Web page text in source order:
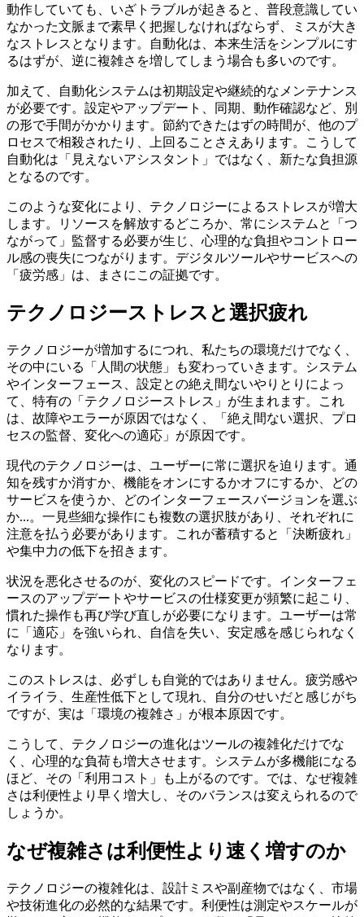
動作していても、いざトラブルが起きると、普段意識してい
なかった文脈まで素早く把握しなければならず、ミスが大き
なストレスとなります。自動化は、本来生活をシンプルにす
るはずが、逆に複雑さを増してしまう場合も多いのです。
加えて、自動化システムは初期設定や継続的なメンテナンス
が必要です。設定やアップデート、同期、動作確認など、別
の形で手間がかかります。節約できたはずの時間が、他のプ
ロセスで相殺されたり、上回ることさえあります。こうして
自動化は「見えないアシスタント」ではなく、新たな負担源
となるのです。
このような変化により、テクノロジーによるストレスが増大
します。リソースを解放するどころか、常にシステムと「つ
ながって」監督する必要が生じ、心理的な負担やコントロー
ル感の喪失につながります。デジタルツールやサービスへの
「疲労感」は、まさにこの証拠です。
テクノロジーストレスと選択疲れ
テクノロジーが増加するにつれ、私たちの環境だけでなく、
その中にいる「人間の状態」も変わっていきます。システム
やインターフェース、設定との絶え間ないやりとりによっ
て、特有の「テクノロジーストレス」が生まれます。これ
は、故障やエラーが原因ではなく、「絶え間ない選択、プロ
セスの監督、変化への適応」が原因です。
現代のテクノロジーは、ユーザーに常に選択を迫ります。通
知を残すか消すか、機能をオンにするかオフにするか、どの
サービスを使うか、どのインターフェースバージョンを選ぶ
か...。一見些細な操作にも複数の選択肢があり、それぞれに
注意を払う必要があります。これが蓄積すると「決断疲れ」
や集中力の低下を招きます。
状況を悪化させるのが、変化のスピードです。インターフェ
ースのアップデートやサービスの仕様変更が頻繁に起こり、
慣れた操作も再び学び直しが必要になります。ユーザーは常
に「適応」を強いられ、自信を失い、安定感を感じられなく
なります。
このストレスは、必ずしも自覚的ではありません。疲労感や
イライラ、生産性低下として現れ、自分のせいだと感じがち
ですが、実は「環境の複雑さ」が根本原因です。
こうして、テクノロジーの進化はツールの複雑化だけでな
く、心理的な負荷も増大させます。システムが多機能になる
ほど、その「利用コスト」も上がるのです。では、なぜ複雑
さは利便性より早く増大し、そのバランスは変えられるので
しょうか。
なぜ複雑さは利便性より速く増すのか
テクノロジーの複雑化は、設計ミスや副産物ではなく、市場
や技術進化の必然的な結果です。利便性は測定やスケールが